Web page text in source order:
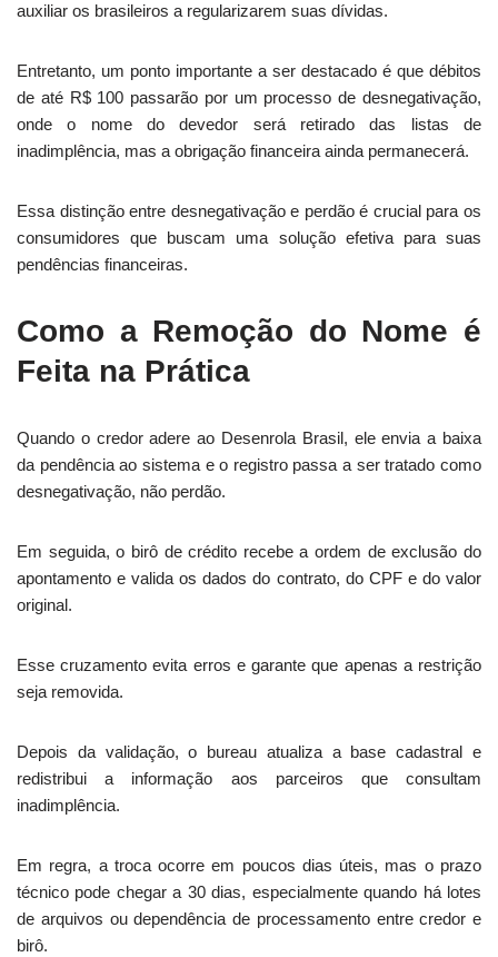
auxiliar os brasileiros a regularizarem suas dívidas.
Entretanto, um ponto importante a ser destacado é que débitos
de até R$ 100 passarão por um processo de desnegativação,
onde o nome do devedor será retirado das listas de
inadimplência, mas a obrigação financeira ainda permanecerá.
Essa distinção entre desnegativação e perdão é crucial para os
consumidores que buscam uma solução efetiva para suas
pendências financeiras.
Como a Remoção do Nome é
Feita na Prática
Quando o credor adere ao Desenrola Brasil, ele envia a baixa
da pendência ao sistema e o registro passa a ser tratado como
desnegativação, não perdão.
Em seguida, o birô de crédito recebe a ordem de exclusão do
apontamento e valida os dados do contrato, do CPF e do valor
original.
Esse cruzamento evita erros e garante que apenas a restrição
seja removida.
Depois da validação, o bureau atualiza a base cadastral e
redistribui a informação aos parceiros que consultam
inadimplência.
Em regra, a troca ocorre em poucos dias úteis, mas o prazo
técnico pode chegar a 30 dias, especialmente quando há lotes
de arquivos ou dependência de processamento entre credor e
birô.